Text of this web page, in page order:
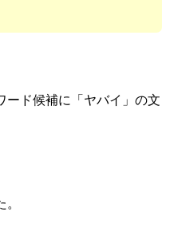
ード候補に「ヤバイ」の文